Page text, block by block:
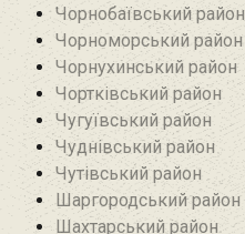
Чорнобаївський район
Чорноморський район
Чорнухинський район‎
Чортківський район
Чугуївський район
Чуднівський район
Чутівський район
Шаргородський район
Шахтарський район‎